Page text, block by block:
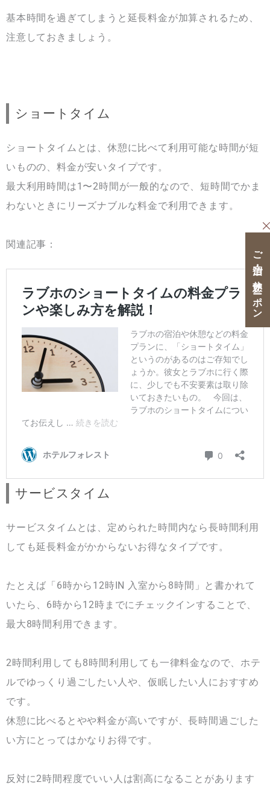
基本時間を過ぎてしまうと延長料金が加算されるため、
注意しておきましょう。
ショートタイム
ショートタイムとは、休憩に比べて利用可能な時間が短
いものの、料金が安いタイプです。
最大利用時間は1〜2時間が一般的なので、短時間でかま
わないときにリーズナブルな料金で利用できます。
関連記事：
サービスタイム
サービスタイムとは、定められた時間内なら長時間利用
しても延長料金がかからないお得なタイプです。
たとえば「6時から12時IN 入室から8時間」と書かれて
いたら、6時から12時までにチェックインすることで、
最大8時間利用できます。
2時間利用しても8時間利用しても一律料金なので、ホテ
ルでゆっくり過ごしたい人や、仮眠したい人におすすめ
です。
休憩に比べるとやや料金が高いですが、長時間過ごした
い方にとってはかなりお得です。
反対に2時間程度でいい人は割高になることがあります
ご宿泊・ご休憩クーポン